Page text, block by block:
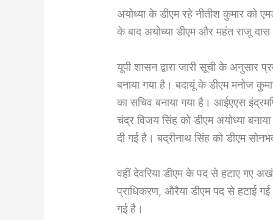
अयोध्या के डीएम रहे नीतीश कुमार को
के बाद अयोध्या डीएम और महंत राजू दास
यूपी शासन द्वारा जारी सूची के अनुसार
बनाया गया है। बदायूं के डीएम मनोज
का सचिव बनाया गया है। आईएएस
चंद्र विजय सिंह को डीएम अयोध्या
दी गई है। बद्रीनाथ सिंह को डीएम
वहीं देवरिया डीएम के पद से हटाए गए
प्राधिकरण, औरैया डीएम पद से हटाई
गई है।